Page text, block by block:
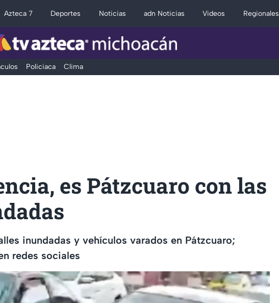
Azteca 7 Deportes Noticias adn Noticias Videos Regionales
Policiaca Clima
es Pátzcuaro con las
inundadas y vehículos varados en Pátzcuaro;
redes sociales